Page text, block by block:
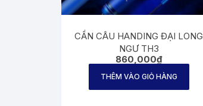
CẦN CÂU HANDING ĐẠI LONG
NGƯ TH3
860,000₫
THÊM VÀO GIỎ HÀNG